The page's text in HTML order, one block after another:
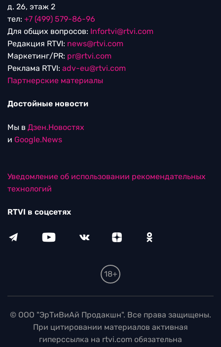
д. 26, этаж 2
тел: +7 (499) 579-86-96
Для общих вопросов: Infortvi@rtvi.com
Редакция RTVI: news@rtvi.com
Маркетинг/PR: pr@rtvi.com
Реклама RTVI: adv-eu@rtvi.com
Партнерские материалы
Достойные новости
Мы в Дзен.Новостях
и Google.News
Уведомление об использовании рекомендательных
технологий
RTVI в соцсетях
18+
© ООО "ЭрТиВиАй Продакшн". Все права защищены.
При цитировании материалов активная
гиперссылка на rtvi.com обязательна